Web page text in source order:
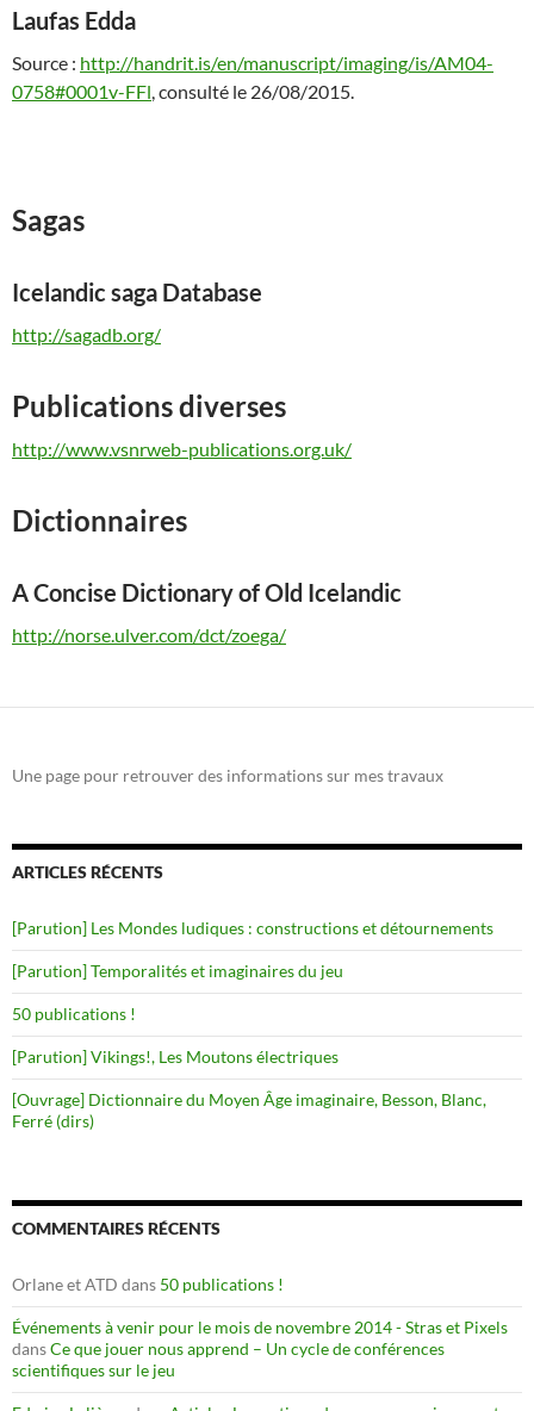
Laufas Edda
Source : http://handrit.is/en/manuscript/imaging/is/AM04-
0758#0001v-FFl, consulté le 26/08/2015.
Sagas
Icelandic saga Database
http://sagadb.org/
Publications diverses
http://www.vsnrweb-publications.org.uk/
Dictionnaires
A Concise Dictionary of Old Icelandic
http://norse.ulver.com/dct/zoega/
Une page pour retrouver des informations sur mes travaux
ARTICLES RÉCENTS
[Parution] Les Mondes ludiques : constructions et détournements
[Parution] Temporalités et imaginaires du jeu
50 publications !
[Parution] Vikings!, Les Moutons électriques
[Ouvrage] Dictionnaire du Moyen Âge imaginaire, Besson, Blanc,
Ferré (dirs)
COMMENTAIRES RÉCENTS
Orlane et ATD dans 50 publications !
Événements à venir pour le mois de novembre 2014 - Stras et Pixels
dansCe que jouer nous apprend – Un cycle de conférences
scientifiques sur le jeu